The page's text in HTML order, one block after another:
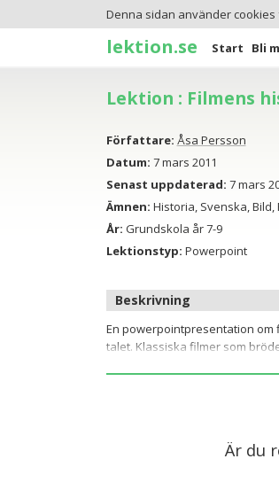
Denna sidan använder
lektion.se Start Bli
Lektion : Filmens
Författare: Åsa Persson
Datum: 7 mars 2011
Senast uppdaterad: 7 mars
Ämnen: Historia, Svenska, Bild,
År: Grundskola år 7-9
Lektionstyp: Powerpoint
Beskrivning
En powerpointpresentation om
talet. Klassiska filmer som
Är du